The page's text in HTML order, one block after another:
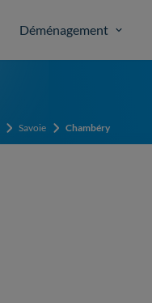
Déménagement
Savoie Chambéry